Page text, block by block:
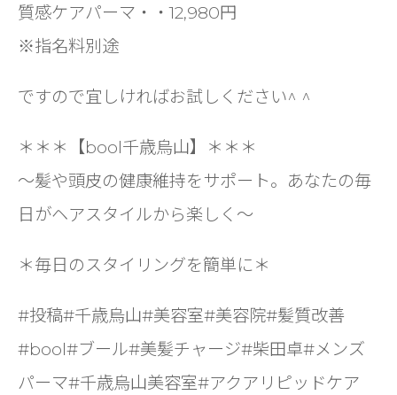
質感ケアパーマ・・12,980円
※指名料別途
ですので宜しければお試しください^ ^
＊＊＊【bool千歳烏山】＊＊＊
〜髪や頭皮の健康維持をサポート。あなたの毎
日がヘアスタイルから楽しく〜
＊毎日のスタイリングを簡単に＊
#投稿#千歳烏山#美容室#美容院#髪質改善
#bool#ブール#美髪チャージ#柴田卓#メンズ
パーマ#千歳烏山美容室#アクアリピッドケア